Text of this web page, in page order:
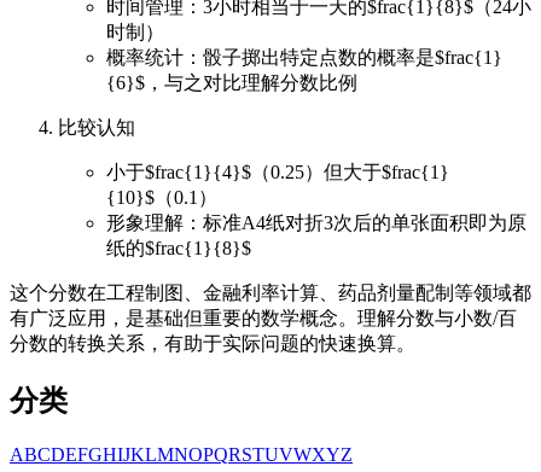
时间管理：3小时相当于一天的$frac{1}{8}$（24小
时制）
概率统计：骰子掷出特定点数的概率是$frac{1}
{6}$，与之对比理解分数比例
比较认知
小于$frac{1}{4}$（0.25）但大于$frac{1}
{10}$（0.1）
形象理解：标准A4纸对折3次后的单张面积即为原
纸的$frac{1}{8}$
这个分数在工程制图、金融利率计算、药品剂量配制等领域都
有广泛应用，是基础但重要的数学概念。理解分数与小数/百
分数的转换关系，有助于实际问题的快速换算。
分类
ABCDEFGHIJKLMNOPQRSTUVWXYZ